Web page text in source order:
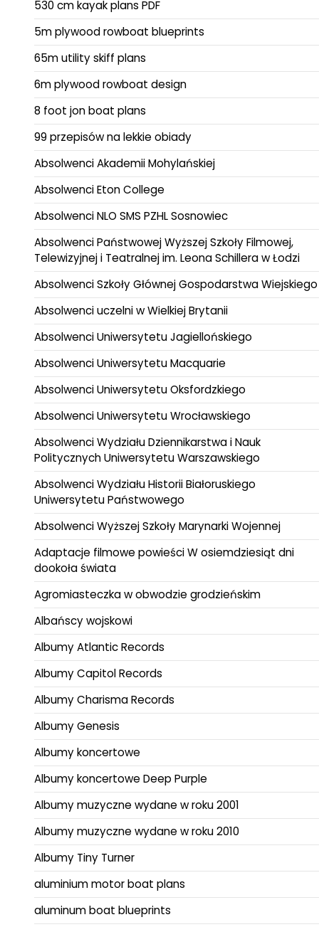
530 cm kayak plans PDF
5m plywood rowboat blueprints
65m utility skiff plans
6m plywood rowboat design
8 foot jon boat plans
99 przepisów na lekkie obiady
Absolwenci Akademii Mohylańskiej
Absolwenci Eton College
Absolwenci NLO SMS PZHL Sosnowiec
Absolwenci Państwowej Wyższej Szkoły Filmowej,
Telewizyjnej i Teatralnej im. Leona Schillera w Łodzi
Absolwenci Szkoły Głównej Gospodarstwa Wiejskiego
Absolwenci uczelni w Wielkiej Brytanii
Absolwenci Uniwersytetu Jagiellońskiego
Absolwenci Uniwersytetu Macquarie
Absolwenci Uniwersytetu Oksfordzkiego
Absolwenci Uniwersytetu Wrocławskiego
Absolwenci Wydziału Dziennikarstwa i Nauk
Politycznych Uniwersytetu Warszawskiego
Absolwenci Wydziału Historii Białoruskiego
Uniwersytetu Państwowego
Absolwenci Wyższej Szkoły Marynarki Wojennej
Adaptacje filmowe powieści W osiemdziesiąt dni
dookoła świata
Agromiasteczka w obwodzie grodzieńskim
Albańscy wojskowi
Albumy Atlantic Records
Albumy Capitol Records
Albumy Charisma Records
Albumy Genesis
Albumy koncertowe
Albumy koncertowe Deep Purple
Albumy muzyczne wydane w roku 2001
Albumy muzyczne wydane w roku 2010
Albumy Tiny Turner
aluminium motor boat plans
aluminum boat blueprints